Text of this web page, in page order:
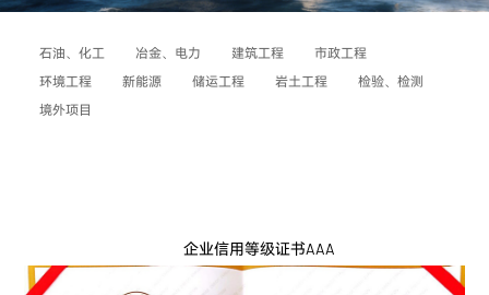
石油、化工 冶金、电力 建筑工程
市政工程
环境工程
新能源 储运工程 岩土工程
检验、检测
境外项目
企业信用等级证书AAA